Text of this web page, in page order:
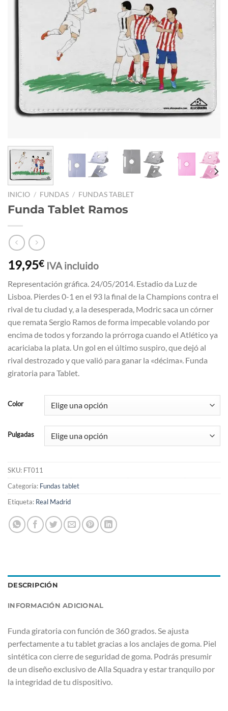
INICIO / FUNDAS / FUNDAS TABLET
Funda Tablet Ramos
19,95€ IVA incluido
Representación gráfica. 24/05/2014. Estadio da Luz de
Lisboa. Pierdes 0-1 en el 93 la final de la Champions contra el
rival de tu ciudad y, a la desesperada, Modric saca un córner
que remata Sergio Ramos de forma impecable volando por
encima de todos y forzando la prórroga cuando el Atlético ya
acariciaba la plata. Un gol en el último suspiro, que dejó al
rival destrozado y que valió para ganar la «décima». Funda
giratoria para Tablet.
Color
Pulgadas
SKU: FT011
Categoría: Fundas tablet
Etiqueta: Real Madrid
DESCRIPCIÓN
INFORMACIÓN ADICIONAL
Funda giratoria con función de 360 grados. Se ajusta
perfectamente a tu tablet gracias a los anclajes de goma. Piel
sintética con cierre de seguridad de goma. Podrás presumir
de un diseño exclusivo de Alla Squadra y estar tranquilo por
la integridad de tu dispositivo.